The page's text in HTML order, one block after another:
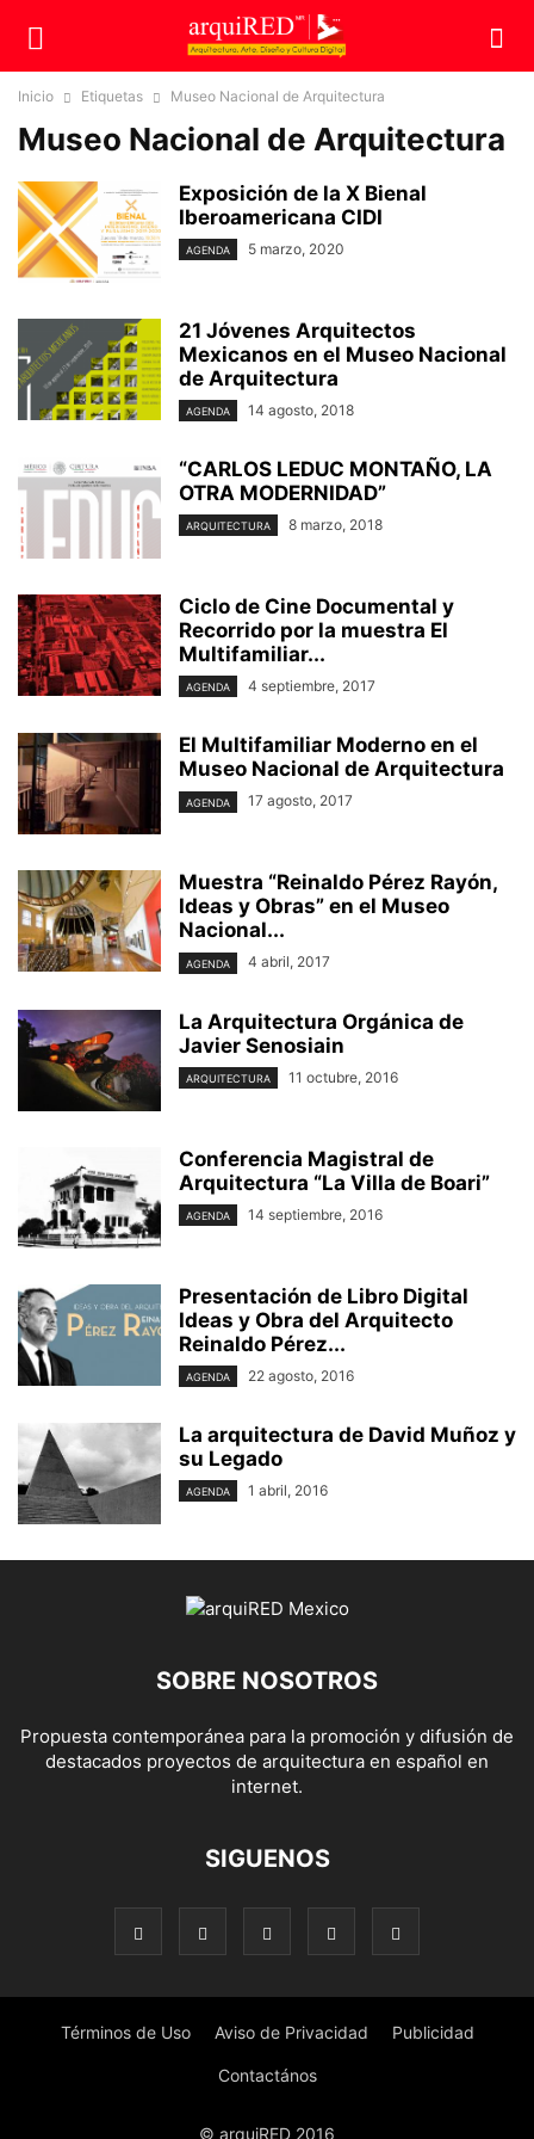
Inicio Etiquetas Museo Nacional de Arquitectura
Museo Nacional de Arquitectura
Exposición de la X Bienal
Iberoamericana CIDI
AGENDA 5 marzo, 2020
21 Jóvenes Arquitectos
Mexicanos en el Museo Nacional
de Arquitectura
AGENDA 14 agosto, 2018
“CARLOS LEDUC MONTAÑO, LA
OTRA MODERNIDAD”
ARQUITECTURA 8 marzo, 2018
Ciclo de Cine Documental y
Recorrido por la muestra El
Multifamiliar...
AGENDA 4 septiembre, 2017
El Multifamiliar Moderno en el
Museo Nacional de Arquitectura
AGENDA 17 agosto, 2017
Muestra “Reinaldo Pérez Rayón,
Ideas y Obras” en el Museo
Nacional...
AGENDA 4 abril, 2017
La Arquitectura Orgánica de
Javier Senosiain
ARQUITECTURA 11 octubre, 2016
Conferencia Magistral de
Arquitectura “La Villa de Boari”
AGENDA 14 septiembre, 2016
Presentación de Libro Digital
Ideas y Obra del Arquitecto
Reinaldo Pérez...
AGENDA 22 agosto, 2016
La arquitectura de David Muñoz y
su Legado
AGENDA 1 abril, 2016
SOBRE NOSOTROS
Propuesta contemporánea para la promoción y difusión de
destacados proyectos de arquitectura en español en
internet.
SIGUENOS
Términos de Uso Aviso de Privacidad Publicidad
Contactános
© arquiRED 2016